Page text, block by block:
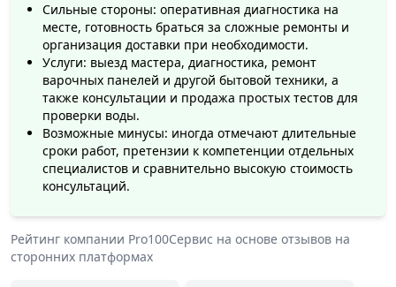
Сильные стороны: оперативная диагностика на
месте, готовность браться за сложные ремонты и
организация доставки при необходимости.
Услуги: выезд мастера, диагностика, ремонт
варочных панелей и другой бытовой техники, а
также консультации и продажа простых тестов для
проверки воды.
Возможные минусы: иногда отмечают длительные
сроки работ, претензии к компетенции отдельных
специалистов и сравнительно высокую стоимость
консультаций.
Рейтинг компании Pro100Сервис на основе отзывов на
сторонних платформах